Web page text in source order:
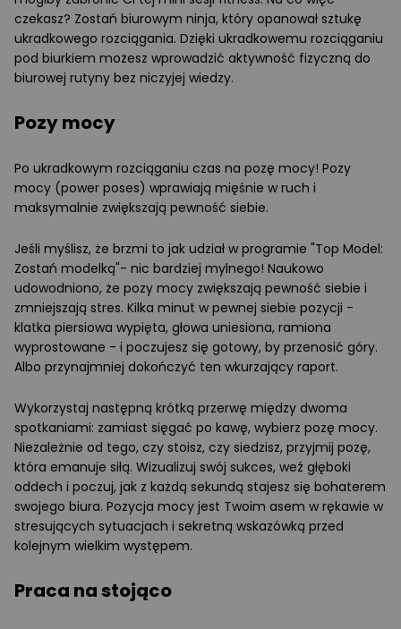
czekasz? Zostań biurowym ninja, który opanował sztukę
ukradkowego rozciągania. Dzięki ukradkowemu rozciąganiu
pod biurkiem możesz wprowadzić aktywność fizyczną do
biurowej rutyny bez niczyjej wiedzy.
Pozy mocy
Po ukradkowym rozciąganiu czas na pozę mocy! Pozy
mocy (power poses) wprawiają mięśnie w ruch i
maksymalnie zwiększają pewność siebie.
Jeśli myślisz, że brzmi to jak udział w programie "Top Model:
Zostań modelką"- nic bardziej mylnego! Naukowo
udowodniono, że pozy mocy zwiększają pewność siebie i
zmniejszają stres. Kilka minut w pewnej siebie pozycji -
klatka piersiowa wypięta, głowa uniesiona, ramiona
wyprostowane - i poczujesz się gotowy, by przenosić góry.
Albo przynajmniej dokończyć ten wkurzający raport.
Wykorzystaj następną krótką przerwę między dwoma
spotkaniami: zamiast sięgać po kawę, wybierz pozę mocy.
Niezależnie od tego, czy stoisz, czy siedzisz, przyjmij pozę,
która emanuje siłą. Wizualizuj swój sukces, weź głęboki
oddech i poczuj, jak z każdą sekundą stajesz się bohaterem
swojego biura. Pozycja mocy jest Twoim asem w rękawie w
stresujących sytuacjach i sekretną wskazówką przed
kolejnym wielkim występem.
Praca na stojąco